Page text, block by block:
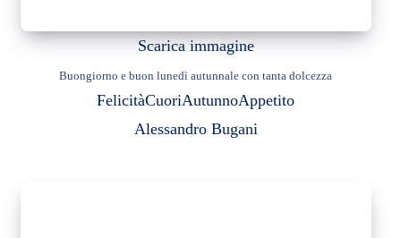
Scarica immagine
Buongiorno e buon lunedì autunnale con tanta dolcezza
FelicitàCuoriAutunnoAppetito
Alessandro Bugani